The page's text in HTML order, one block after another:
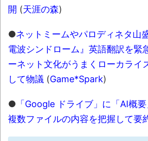
開 (天涯の森)
●ネットミームやパロディネタ山
電波シンドローム』英語翻訳を緊
ーネット文化がうまくローカライ
して物議 (Game*Spark)
● 「Google ドライブ」に「AI概
複数ファイルの内容を把握して要